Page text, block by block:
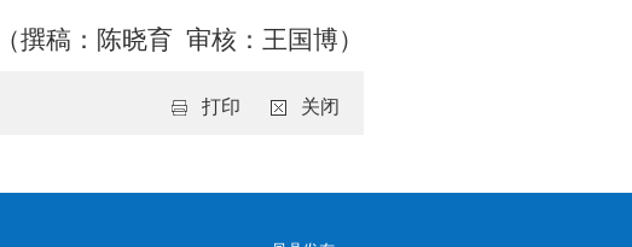
（撰稿：陈晓育 审核：王国博）
打印 关闭